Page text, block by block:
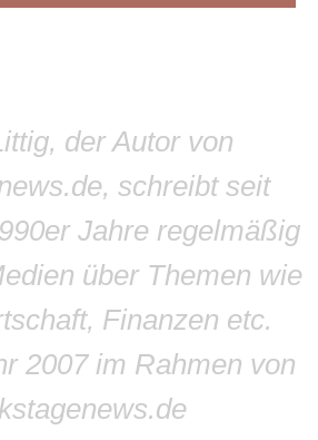
der Autor von
schreibt seit
Jahre regelmäßig
über Themen wie
Finanzen etc.
2007 im Rahmen von